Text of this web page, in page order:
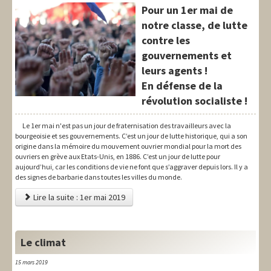
Pour un 1er mai de
notre classe, de lutte
contre les
gouvernements et
leurs agents !
En défense de la
révolution socialiste !
Le 1er mai n'est pas un jour de fraternisation des travailleurs avec la
bourgeoisie et ses gouvernements. C’est un jour de lutte historique, qui a son
origine dans la mémoire du mouvement ouvrier mondial pour la mort des
ouvriers en grève aux Etats-Unis, en 1886. C’est un jour de lutte pour
aujourd’hui, car les conditions de vie ne font que s’aggraver depuis lors. Il y a
des signes de barbarie dans toutes les villes du monde.
Lire la suite : 1er mai 2019
Le climat
15 mars 2019